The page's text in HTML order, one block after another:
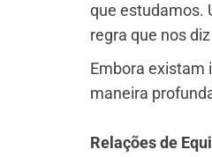
que estudamos.
regra que nos
Embora existam
maneira
Relações de